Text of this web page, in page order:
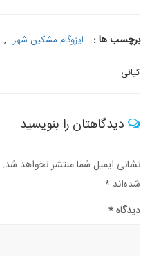
برچسب ها : ایزوگام مشکین شهر ,
کیانی
دیدگاهتان را بنویسید
نشانی ایمیل شما منتشر نخواهد شد.
شده‌اند *
دیدگاه*